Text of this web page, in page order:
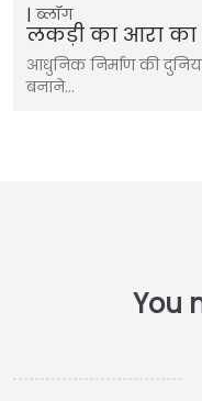
ब्लॉग
लकड़ी का आरा का
आधुनिक निर्माण की
बनाने…